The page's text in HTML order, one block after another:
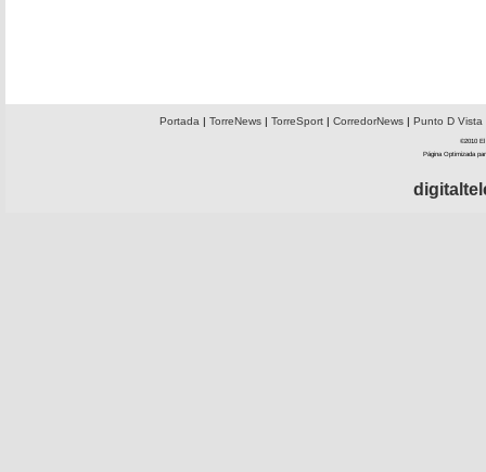
Portada | TorreNews| TorreSport| CorredorNews| Punto D Vista
©2010 El
Página Optimizada